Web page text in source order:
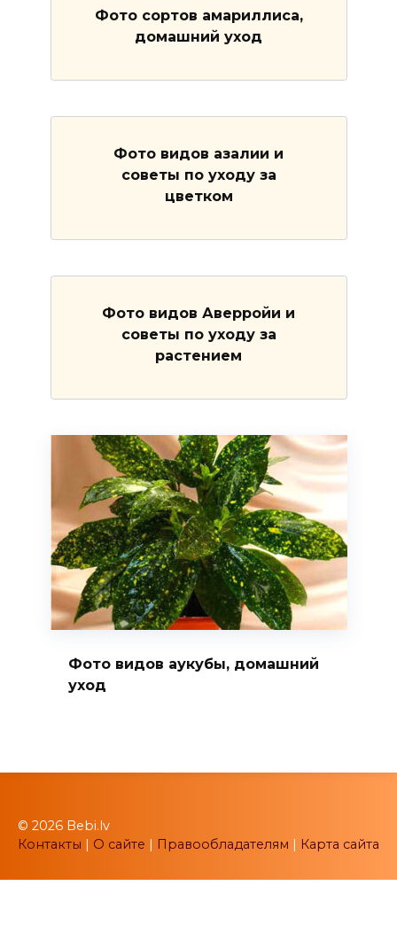
Фото сортов амариллиса,
домашний уход
Фото видов азалии и
советы по уходу за
цветком
Фото видов Аверройи и
советы по уходу за
растением
Фото видов аукубы, домашний
уход
© 2026 Bebi.lv
Контакты | О сайте | Правообладателям | Карта сайта